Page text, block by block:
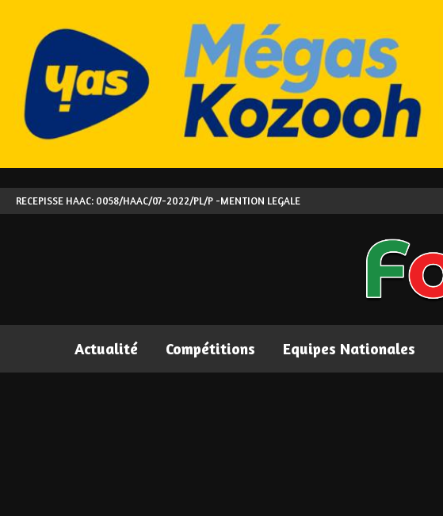
RECEPISSE HAAC: 0058/HAAC/07-2022/PL/P -MENTION LEGALE
Actualité Compétitions Equipes Nationales